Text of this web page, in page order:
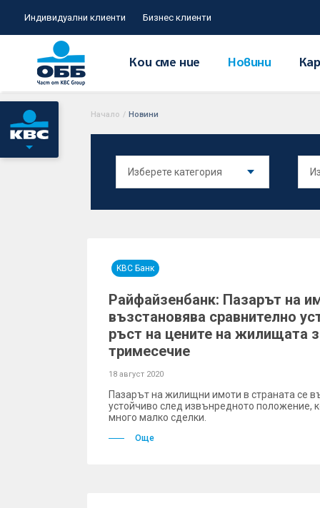
Индивидуални клиенти Бизнес клиенти
Кои сме ние Новини
Начало / Новини
KBC Банк
Райфайзенбанк: Пазарът на
възстановява сравнително
ръст на цените на жилищата
тримесечие
18 август 2020
Пазарът на жилищни имоти в страната се
устойчиво след извънредното положение,
много малко сделки.
Още